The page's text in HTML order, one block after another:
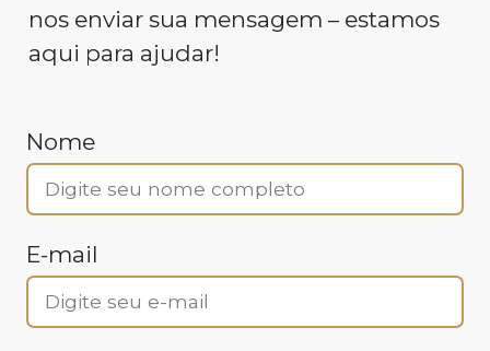
nos enviar sua mensagem – estamos
aqui para ajudar!
Nome
E-mail